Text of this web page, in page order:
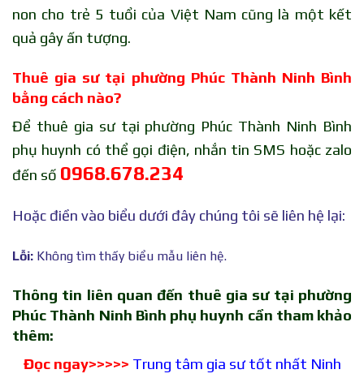
non cho trẻ 5 tuổi của Việt Nam cũng là một kết
quả gây ấn tượng.
Thuê gia sư tại phường Phúc Thành Ninh Bình
bằng cách nào?
Để thuê gia sư tại phường Phúc Thành Ninh Bình
phụ huynh có thể gọi điện, nhắn tin SMS hoặc zalo
đến số 0968.678.234
Hoặc điền vào biểu dưới đây chúng tôi sẽ liên hệ lại:
Lỗi: Không tìm thấy biểu mẫu liên hệ.
Thông tin liên quan đến thuê gia sư tại phường
Phúc Thành Ninh Bình phụ huynh cần tham khảo
thêm:
Đọc ngay>>>>> Trung tâm gia sư tốt nhất Ninh